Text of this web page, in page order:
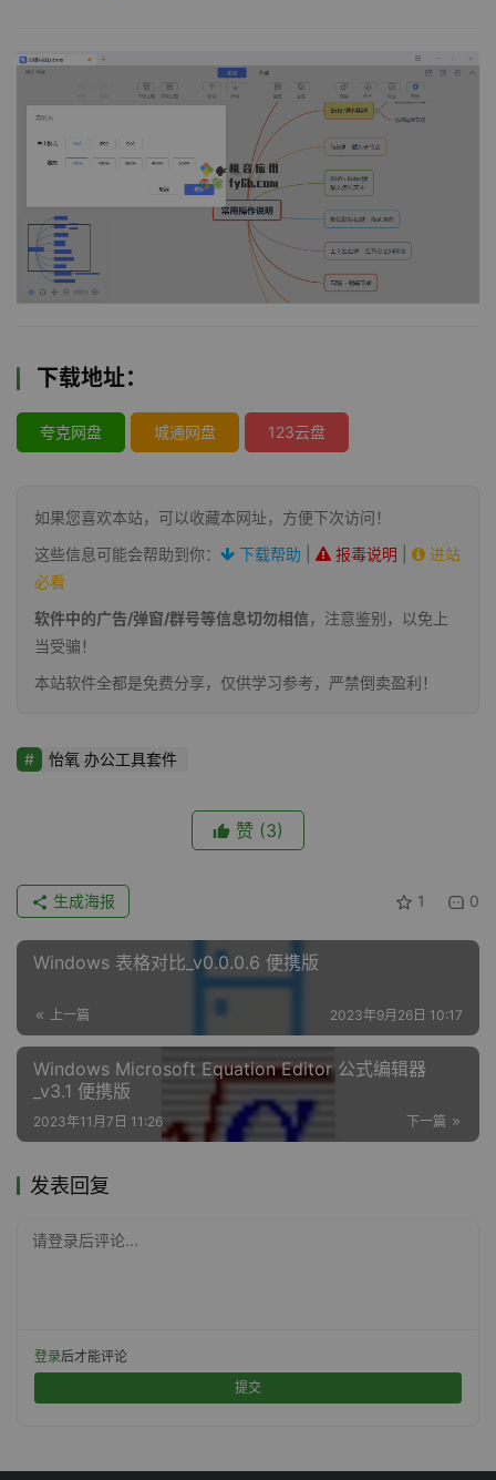
下载地址：
夸克网盘 城通网盘 123云盘
如果您喜欢本站，可以收藏本网址，方便下次访问！
这些信息可能会帮助到你：
下载帮助 报毒说明
进站
必看
软件中的广告/弹窗/群号等信息切勿相信，注意鉴别，以免上
当受骗！
本站软件全都是免费分享，仅供学习参考，严禁倒卖盈利！
怡氧 办公工具套件
赞 (3)
1 0
生成海报
Windows 表格对比_v0.0.0.6 便携版
上一篇 2023年9月26日 10:17
Windows Microsoft Equation Editor 公式编辑器
_v3.1 便携版
下一篇
2023年11月7日 11:26
发表回复
请登录后评论...
登录后才能评论
提交